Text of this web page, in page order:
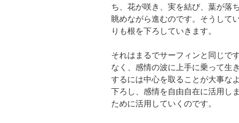
ち、花が咲き、実を結び、葉が落
眺めながら進むのです。そうして
りも根を下ろしていきます。
それはまるでサーフィンと同じで
なく、感情の波に上手に乗って生
するには中心を取ることが大事な
下ろし、感情を自由自在に活用し
ために活用していくのです。